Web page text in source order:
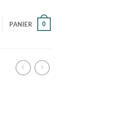
PANIER 0